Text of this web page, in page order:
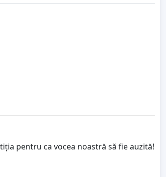
pentru ca vocea noastră să fie auzită!